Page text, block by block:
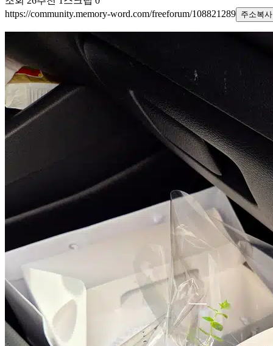
https://community.memory-word.com/freeforum/108821289 주소복사